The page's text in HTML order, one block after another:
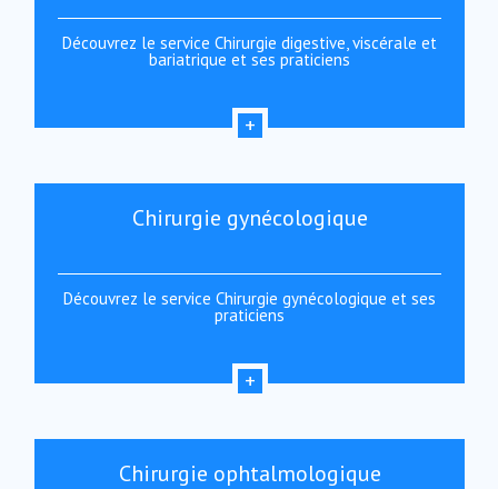
Découvrez le service Chirurgie digestive, viscérale et
bariatrique et ses praticiens
Chirurgie gynécologique
Découvrez le service Chirurgie gynécologique et ses
praticiens
Chirurgie ophtalmologique